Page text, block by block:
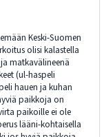
Keski-Suomen
olisi kalastella
matkavälineenä
(ul-haspeli
hauen ja kuhan
paikkoja on
paikoille ei ole
lääni-kohtaisella